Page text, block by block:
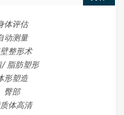
体评估
动测量
整形术
/ 脂肪塑形
形塑造
臀部
体高清